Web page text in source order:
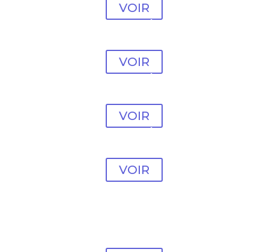
VOIR
Modèle psychologue
VOIR
Modèle psychologue
VOIR
Modèle psychologue
VOIR